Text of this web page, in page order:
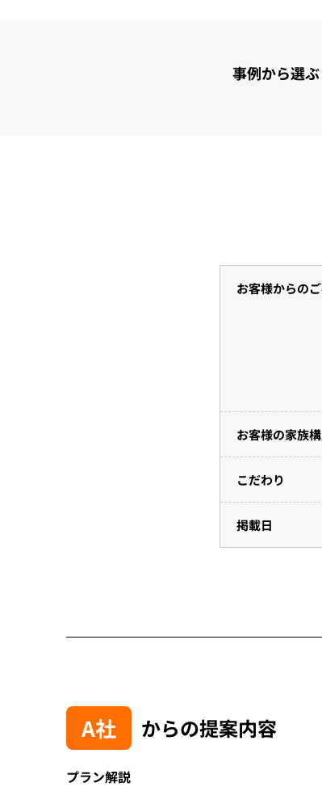
事例から選ぶ
お客様からの
お客様の家族
こだわり
掲載日
A社 からの提案内容
プラン解説